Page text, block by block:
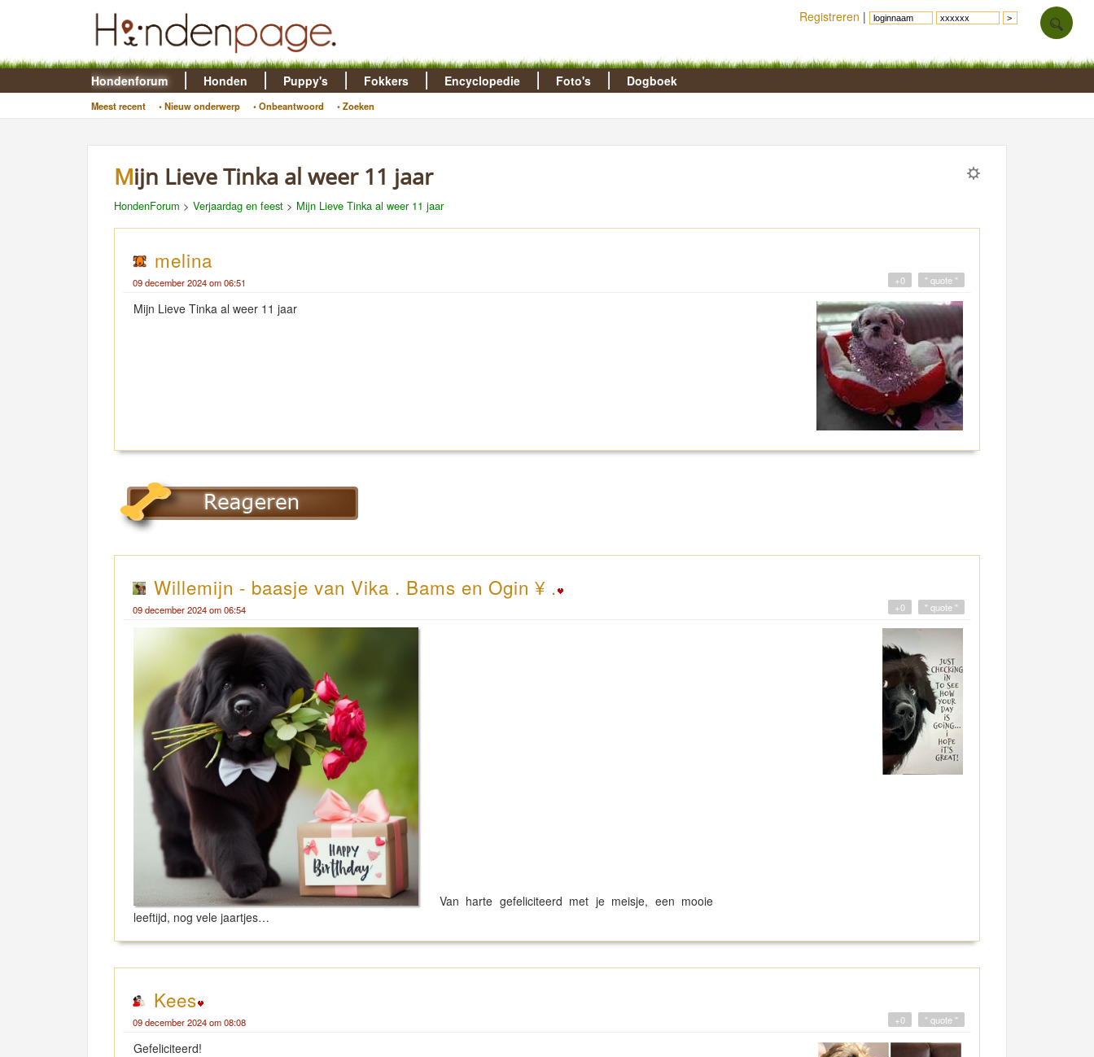
Hondenforum
Meest recent • Nieuw onderwerp • Onbeantwoord • Zoeken
Honden Puppy's Fokkers Encyclopedie Foto's Dogboek
Mijn Lieve Tinka al weer 11 jaar
HondenForum > Verjaardag en feest > Mijn Lieve Tinka al weer 11 jaar
melina
09 december 2024 om 06:51 " quote "
+0
Mijn Lieve Tinka al weer 11 jaar
Willemijn - baasje van Vika . Bams en Ogin ¥ .
09 december 2024 om 06:54 " quote "
+0
Van harte gefeliciteerd met je meisje, een mooie
leeftijd, nog vele jaartjes…
Kees
09 december 2024 om 08:08 " quote "
+0
Gefeliciteerd!
Registreren |